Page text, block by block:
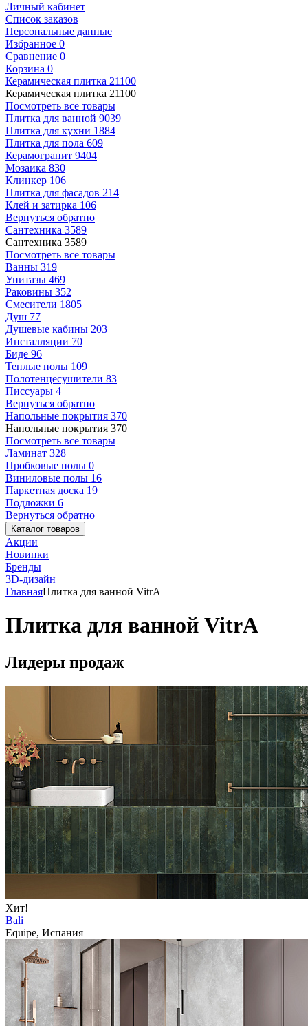
Личный кабинет
Список заказов
Персональные данные
Избранное 0
Сравнение 0
Корзина 0
Керамическая плитка 21100
Керамическая плитка 21100
Посмотреть все товары
Плитка для ванной 9039
Плитка для кухни 1884
Плитка для пола 609
Керамогранит 9404
Мозаика 830
Клинкер 106
Плитка для фасадов 214
Клей и затирка 106
Вернуться обратно
Сантехника 3589
Сантехника 3589
Посмотреть все товары
Ванны 319
Унитазы 469
Раковины 352
Смесители 1805
Душ 77
Душевые кабины 203
Инсталляции 70
Биде 96
Теплые полы 109
Полотенцесушители 83
Писсуары 4
Вернуться обратно
Напольные покрытия 370
Напольные покрытия 370
Посмотреть все товары
Ламинат 328
Пробковые полы 0
Виниловые полы 16
Паркетная доска 19
Подложки 6
Вернуться обратно
Каталог товаров
Акции
Новинки
Бренды
3D-дизайн
ГлавнаяПлитка для ванной VitrA
Плитка для ванной VitrA
Лидеры продаж
Хит!
Bali
Equipe, Испания